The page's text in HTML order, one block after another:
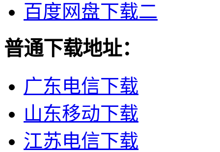
百度网盘下载二
普通下载地址：
广东电信下载
山东移动下载
江苏电信下载